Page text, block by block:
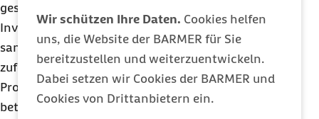
Wir schützen Ihre Daten. Cookies helfen
uns, die Website der BARMER für Sie
bereitzustellen und weiterzuentwickeln.
Dabei setzen wir Cookies der BARMER und
Cookies von Drittanbietern ein.
gesetzlichen Verpflichtung für die
Investitionsfinanzierung nicht nachkommen. So
sank die Investitionsquote den Studienautoren
zufolge im Zeitraum von 1991 bis 2017 von 9,7
Prozent auf nur noch 3,0 Prozent. Aus
betriebswirtschaftlicher Sicht wäre jedoch eine